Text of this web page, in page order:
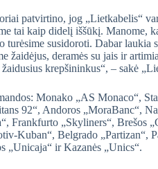
patvirtino, jog „Lietkabelis“
tai kaip didelį iššūkį. Manome,
turėsime susidoroti. Dabar
žaidėjus, deramės su jais ir
krepšininkus“, – sakė
Monako „AS Monaco“,
92“, Andoros „MoraBanc“,
Frankfurto „Skyliners“, Brešos
Kuban“, Belgrado „Partizan“,
„Unicaja“ ir Kazanės „Unics“.